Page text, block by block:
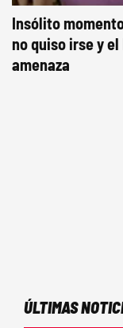
Insólito
no quiso irse y
amenaza
ÚLTIMAS